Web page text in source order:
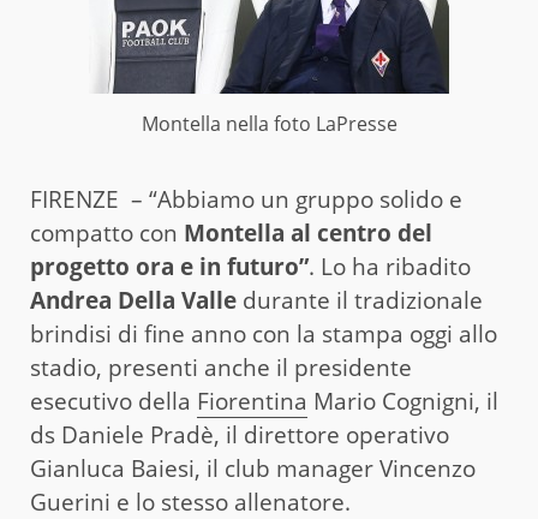
Montella nella foto LaPresse
FIRENZE – “Abbiamo un gruppo solido e
compatto con Montella al centro del
progetto ora e in futuro”. Lo ha ribadito
Andrea Della Valle durante il tradizionale
brindisi di fine anno con la stampa oggi allo
stadio, presenti anche il presidente
esecutivo della Fiorentina Mario Cognigni, il
ds Daniele Pradè, il direttore operativo
Gianluca Baiesi, il club manager Vincenzo
Guerini e lo stesso allenatore.